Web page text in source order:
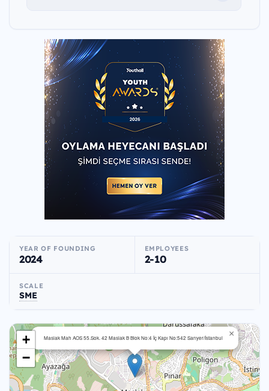
YEAR OF FOUNDING
2024
EMPLOYEES
2-10
SCALE
SME
Maslak Mah AOS 55.Sok. 42 Maslak B Blok No:4 İç Kapı No:542 Sarıyer/İstanbul ×
+
−